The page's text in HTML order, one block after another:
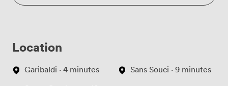
Location
Garibaldi · 4 minutes
Sans Souci · 9 minutes